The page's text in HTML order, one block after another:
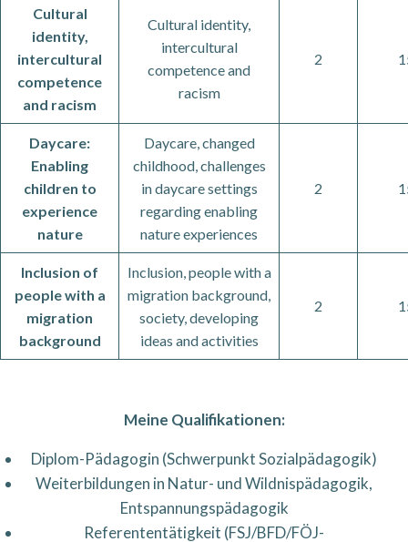
Cultural
identity,
intercultural
competence
and racism
Cultural identity,
intercultural
competence and
racism
2
Daycare:
Enabling
children to
experience
nature
Daycare, changed
childhood, challenges
in daycare settings
regarding enabling
nature experiences
2
Inclusion of
people with a
migration
background
Inclusion, people with a
migration background,
society, developing
ideas and activities
2
Meine Qualifikationen:
Diplom-Pädagogin (Schwerpunkt Sozialpädagogik)
Weiterbildungen in Natur- und Wildnispädagogik,
Entspannungspädagogik
Referententätigkeit (FSJ/BFD/FÖJ-